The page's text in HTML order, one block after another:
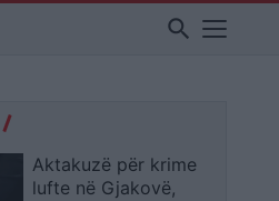
search
Aktakuzë për krime
lufte në Gjakovë,